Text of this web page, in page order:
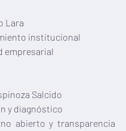
Lara
institucional
empresarial
Salcido
y diagnóstico
abierto y transparencia